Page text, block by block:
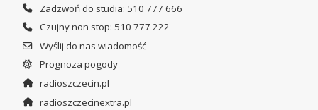
Zadzwoń do studia: 510 777 666
Czujny non stop: 510 777 222
Wyślij do nas wiadomość
Prognoza pogody
radioszczecin.pl
radioszczecinextra.pl